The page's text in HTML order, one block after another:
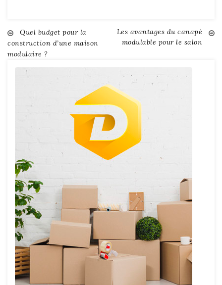
Navigation
de
Quel budget pour la
construction d’une maison
modulaire ?
Les avantages du canapé
modulable pour le salon